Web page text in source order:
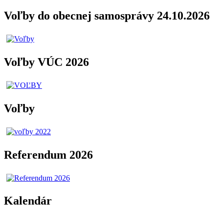
Voľby do obecnej samosprávy 24.10.2026
Voľby VÚC 2026
Voľby
Referendum 2026
Kalendár